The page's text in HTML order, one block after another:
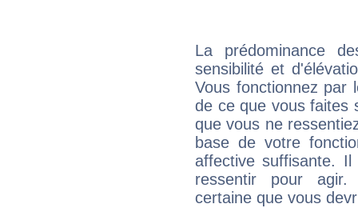
La prédominance
sensibilité et
Vous fonctionnez
de ce que vous faites
que vous ne
base de votre
affective suffisante.
ressentir pour agir.
certaine que vous